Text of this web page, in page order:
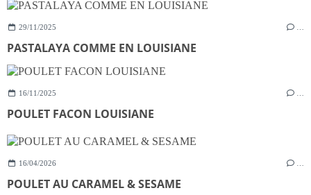
29/11/2025
PASTALAYA COMME EN LOUISIANE
16/11/2025
POULET FACON LOUISIANE
16/04/2026
POULET AU CARAMEL & SESAME